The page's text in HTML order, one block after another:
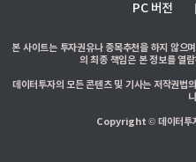
PC 버전
본 사이트는 투자권유나 종목추천을 하지 않으
의 최종 책임은 본 정보를 열
데이터투자의 모든 콘텐츠 및 기사는 저작권법
Copyright © 데이터